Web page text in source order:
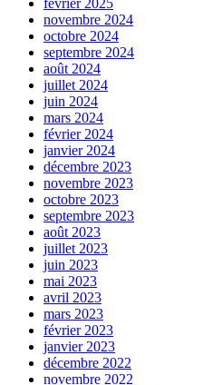
novembre 2024
octobre 2024
septembre 2024
août 2024
juillet 2024
juin 2024
mars 2024
février 2024
janvier 2024
décembre 2023
novembre 2023
octobre 2023
septembre 2023
août 2023
juillet 2023
juin 2023
mai 2023
avril 2023
mars 2023
février 2023
janvier 2023
décembre 2022
novembre 2022